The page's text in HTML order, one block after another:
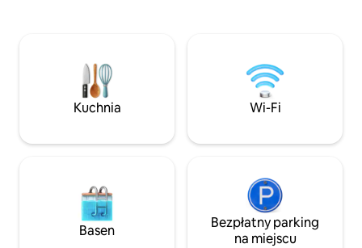
podczas relaksu w basenie. Zaledwie 5
minut jazdy samochodem na
spektakularne plaże i 10 minut do parku
morskiego „ogon wielorybów”.
duży taras i w
z urządzeniami
Kuchnia Wi-Fi
Basen
Bezpłatny parking
na miejscu